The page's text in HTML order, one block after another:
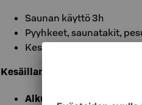
Saunan käyttö 3h
Pyyhkeet, saunatakit,
Kesäillan menu
Kesäillan menu:
Alkuun: